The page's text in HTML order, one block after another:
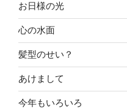
お日様の光
心の水面
髪型のせい？
あけまして
今年もいろいろ